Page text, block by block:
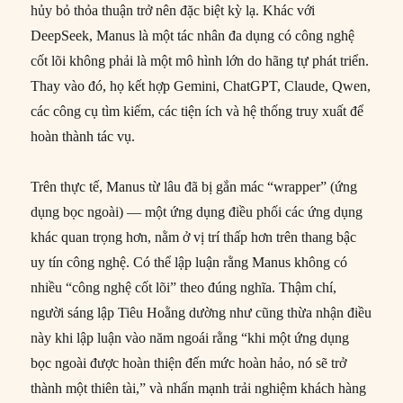
hủy bỏ thỏa thuận trở nên đặc biệt kỳ lạ. Khác với
DeepSeek, Manus là một tác nhân đa dụng có công nghệ
cốt lõi không phải là một mô hình lớn do hãng tự phát triển.
Thay vào đó, họ kết hợp Gemini, ChatGPT, Claude, Qwen,
các công cụ tìm kiếm, các tiện ích và hệ thống truy xuất để
hoàn thành tác vụ.
Trên thực tế, Manus từ lâu đã bị gắn mác “wrapper” (ứng
dụng bọc ngoài) — một ứng dụng điều phối các ứng dụng
khác quan trọng hơn, nằm ở vị trí thấp hơn trên thang bậc
uy tín công nghệ. Có thể lập luận rằng Manus không có
nhiều “công nghệ cốt lõi” theo đúng nghĩa. Thậm chí,
người sáng lập Tiêu Hoằng dường như cũng thừa nhận điều
này khi lập luận vào năm ngoái rằng “khi một ứng dụng
bọc ngoài được hoàn thiện đến mức hoàn hảo, nó sẽ trở
thành một thiên tài,” và nhấn mạnh trải nghiệm khách hàng